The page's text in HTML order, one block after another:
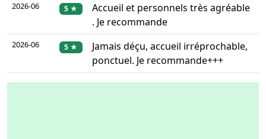
2026-06 5 ★
Accueil et personnels très agréable
. Je recommande
2026-06 5 ★
Jamais déçu, accueil irréprochable,
ponctuel. Je recommande+++